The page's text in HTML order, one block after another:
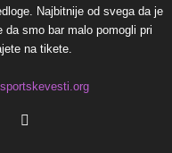
Najbitnije od svega da je
smo bar malo pomogli pri
na tikete.